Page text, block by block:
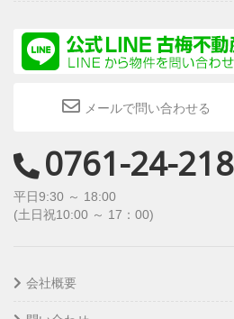
メールで問い合わせる
0761-24-
平日9:30 ～ 18:00
(土日祝10:00 ～ 17：00)
会社概要